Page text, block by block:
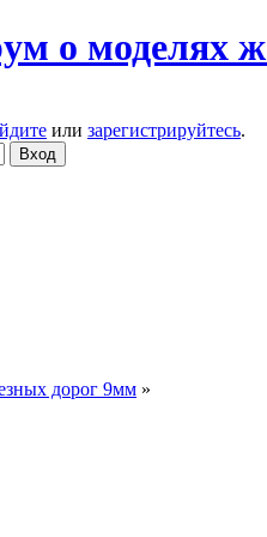
или зарегистрируйтесь.
дорог 9мм »